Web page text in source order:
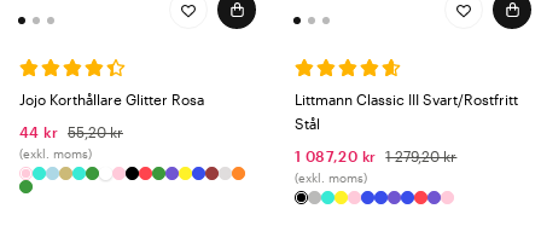
Jojo Korthållare Glitter Rosa
44 kr 55,20 kr
(exkl. moms)
Littmann Classic III Svart/Rostfritt
Stål
1 087,20 kr
1 279,20 kr
(exkl. moms)